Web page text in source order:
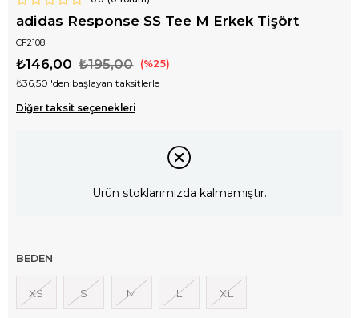
adidas Response SS Tee M Erkek Tişört
CF2108
₺195,00
₺146,00 25
₺36,50 'den başlayan taksitlerle
Diğer taksit seçenekleri
Ürün stoklarımızda kalmamıştır.
BEDEN
XS S M L XL